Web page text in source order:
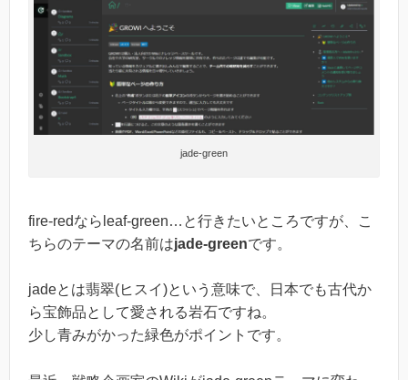
jade-green
fire-redならleaf-green…と行きたいところですが、こ
ちらのテーマの名前はjade-greenです。
jadeとは翡翠(ヒスイ)という意味で、日本でも古代か
ら宝飾品として愛される岩石ですね。
少し青みがかった緑色がポイントです。